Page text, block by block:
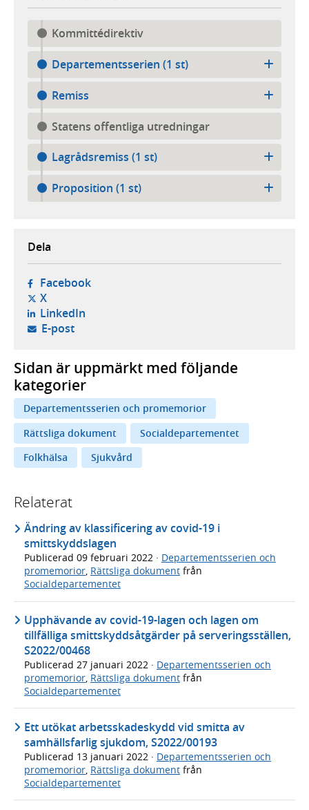
Kommittédirektiv
Departementsserien (1 st)
Remiss
Statens offentliga utredningar
Lagrådsremiss (1 st)
Proposition (1 st)
Dela
Facebook- öppnas i ny flik, extern webbplats,
X- öppnas i ny flik, extern webbplats,
LinkedIn- öppnas i ny flik, extern webbplats,
E-post- öppnar din e-postklient,
Sidan är uppmärkt med följande
kategorier
Departementsserien och promemorior
Rättsliga dokument
Socialdepartementet
Folkhälsa
Sjukvård
Relaterat
Ändring av klassificering av covid-19 i
smittskyddslagen
Publicerad 09 februari 2022 · Departementsserien och
promemorior, Rättsliga dokument från
Socialdepartementet
Upphävande av covid-19-lagen och lagen om
tillfälliga smittskyddsåtgärder på serveringsställen,
S2022/00468
Publicerad 27 januari 2022 · Departementsserien och
promemorior, Rättsliga dokument från
Socialdepartementet
Ett utökat arbetsskadeskydd vid smitta av
samhällsfarlig sjukdom, S2022/00193
Publicerad 13 januari 2022 · Departementsserien och
promemorior Rättsliga dokument från
Socialdepartementet